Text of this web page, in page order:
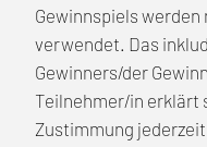
Gewinnspiels
verwendet. Das
Gewinners/der
Teilnehmer/in erklärt
Zustimmung